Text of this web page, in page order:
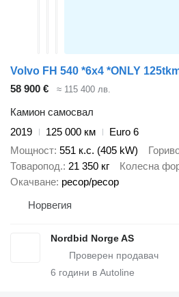
58 900 € ≈ 115 400 лв.
Камион самосвал
2019
125 000 км
Euro 6
Мощност 551 к.с. (405 kW)
Товаропод. 21 350 кг Колесна
Окачване ресор/ресор
Норвегия
Nordbid Norge AS
6 години в Autoline